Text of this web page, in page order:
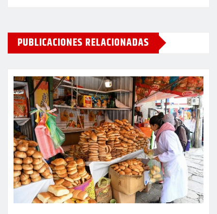
PUBLICACIONES RELACIONADAS